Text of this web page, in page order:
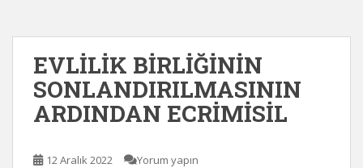
EVLİLİK BİRLİĞİNİN
SONLANDIRILMASININ
ARDINDAN ECRİMİSİL
12 Aralık 2022 Yorum yapın